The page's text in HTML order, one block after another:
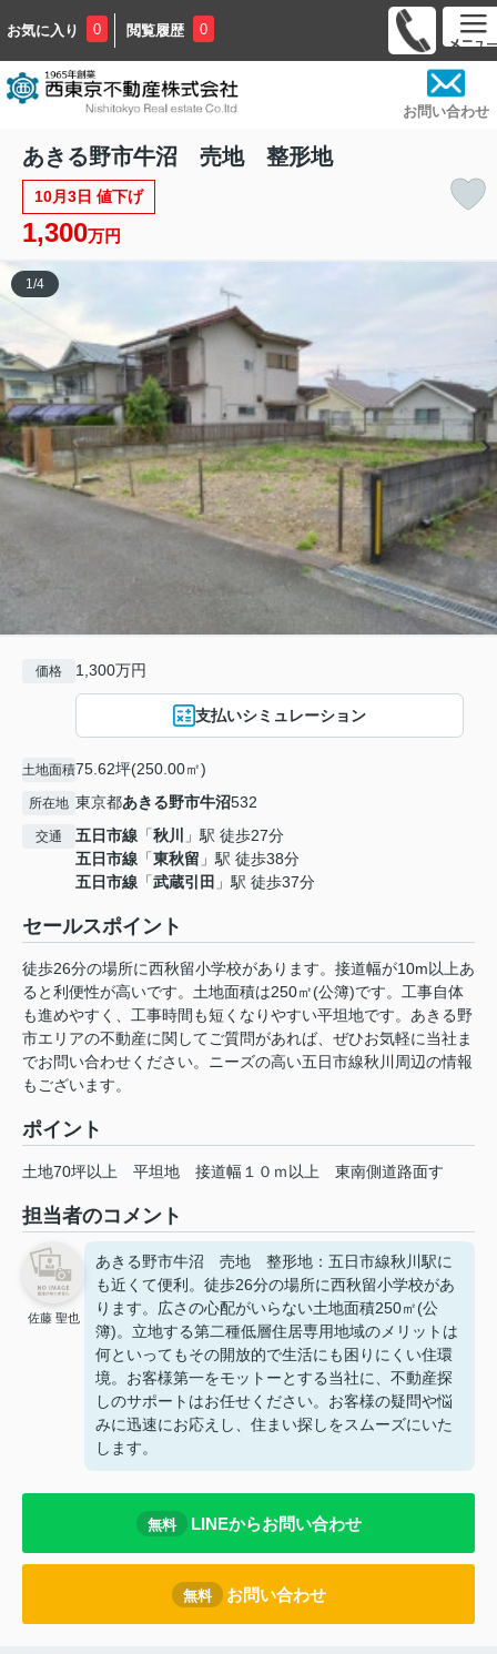
お気に入り 0 閲覧履歴 0
お問い合わせ
あきる野市牛沼 売地 整形地
10月3日 値下げ
1,300万円
1 /4
価格 1,300万円
支払いシミュレーション
土地面積75.62坪(250.00㎡)
所在地 東京都あきる野市牛沼532
交通 五日市線 「秋川
」駅 徒歩27分
五日市線 「東秋留 」駅 徒歩38分
五日市線 「武蔵引田 」駅 徒歩37分
セールスポイント
徒歩26分の場所に西秋留小学校があります。接道幅が10m以上あ
ると利便性が高いです。土地面積は250㎡(公簿)です。工事自体
も進めやすく、工事時間も短くなりやすい平坦地です。あきる野
市エリアの不動産に関してご質問があれば、ぜひお気軽に当社ま
でお問い合わせください。ニーズの高い五日市線秋川周辺の情報
もございます。
ポイント
土地70坪以上 平坦地 接道幅１０ｍ以上 東南側道路面す
担当者のコメント
佐藤 聖也
あきる野市牛沼 売地 整形地：五日市線秋川駅に
も近くて便利。徒歩26分の場所に西秋留小学校があ
ります。広さの心配がいらない土地面積250㎡(公
簿)。立地する第二種低層住居専用地域のメリットは
何といってもその開放的で生活にも困りにくい住環
境。お客様第一をモットーとする当社に、不動産探
しのサポートはお任せください。お客様の疑問や悩
みに迅速にお応えし、住まい探しをスムーズにいた
します。
無料 LINEからお問い合わせ
無料 お問い合わせ